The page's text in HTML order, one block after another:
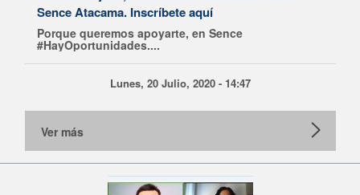
Sence Atacama. Inscríbete aquí
Porque queremos apoyarte, en Sence
#HayOportunidades....
Lunes, 20 Julio, 2020 - 14:47
Ver más